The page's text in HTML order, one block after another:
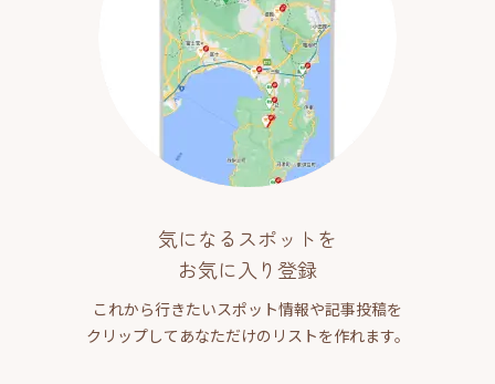
気になるスポットを
お気に入り登録
これから行きたいスポット情報や記事投稿を
クリップしてあなただけのリストを作れます。